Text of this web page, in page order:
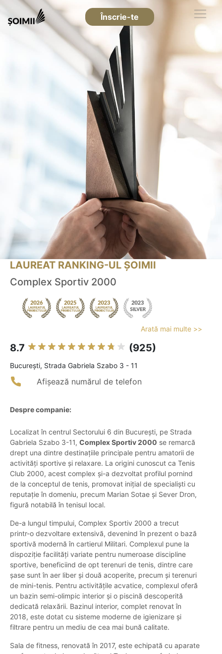
Înscrie-te
LAUREAT RANKING-UL ȘOIMII
Complex Sportiv 2000
Arată mai multe >>
8.7 (925)
Bucureşti, Strada Gabriela Szabo 3 - 11
Afișează numărul de telefon
Despre companie:
Localizat în centrul Sectorului 6 din București, pe Strada
Gabriela Szabo 3-11, Complex Sportiv 2000 se remarcă
drept una dintre destinațiile principale pentru amatorii de
activități sportive și relaxare. La origini cunoscut ca Tenis
Club 2000, acest complex și-a dezvoltat profilul pornind
de la conceptul de tenis, promovat inițial de specialiști cu
reputație în domeniu, precum Marian Sotae și Sever Dron,
figură notabilă în tenisul local.
De-a lungul timpului, Complex Sportiv 2000 a trecut
printr-o dezvoltare extensivă, devenind în prezent o bază
sportivă modernă în cartierul Militari. Complexul pune la
dispoziție facilități variate pentru numeroase discipline
sportive, beneficiind de opt terenuri de tenis, dintre care
șase sunt în aer liber și două acoperite, precum și terenuri
de mini-tenis. Pentru activitățile acvatice, complexul oferă
un bazin semi-olimpic interior și o piscină descoperită
dedicată relaxării. Bazinul interior, complet renovat în
2018, este dotat cu sisteme moderne de igienizare și
filtrare pentru un mediu de cea mai bună calitate.
Sala de fitness, renovată în 2017, este echipată cu aparate